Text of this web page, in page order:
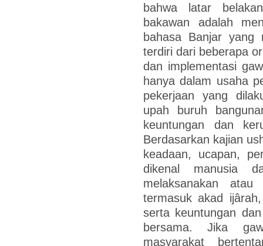
bahwa latar
bakawan adalah
bahasa Banjar yang
terdiri dari beberapa
dan implementasi
hanya dalam usaha
pekerjaan yang
upah buruh
keuntungan dan
Berdasarkan kajian
keadaan, ucapan,
dikenal manusia
melaksanakan atau
termasuk akad
serta keuntungan
bersama. Jika
masyarakat